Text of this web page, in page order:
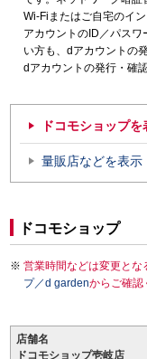
Wi-Fiまたはご自宅のイ
アカウントのID／パス
い方も、dアカウントの
dアカウントの発行・確
ドコモショップを
量販店などを表示
ドコモショップ
営業時間などは変更とな
プ／d gardenからご確認
店舗名
ドコモショップ壱岐店